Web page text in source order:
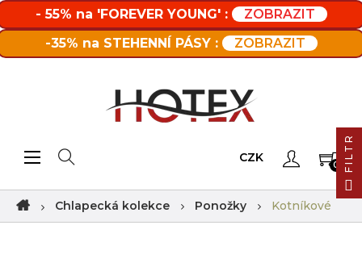
- 55% na 'FOREVER YOUNG' :
ZOBRAZIT
-35% na STEHENNÍ PÁSY :
ZOBRAZIT
Toggle navigation
☰ CZK
0
Chlapecká kolekce Ponožky Kotníkové
FILTR